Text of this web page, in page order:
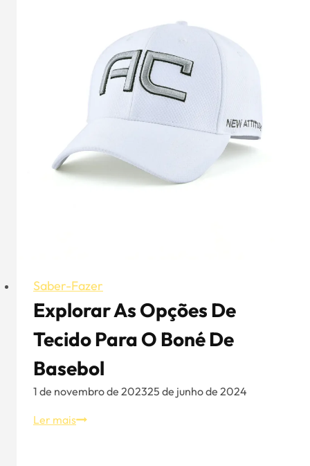
Saber-Fazer
Explorar As Opções De
Tecido Para O Boné De
Basebol
1 de novembro de 202325 de junho de 2024
Ler maisExplorar